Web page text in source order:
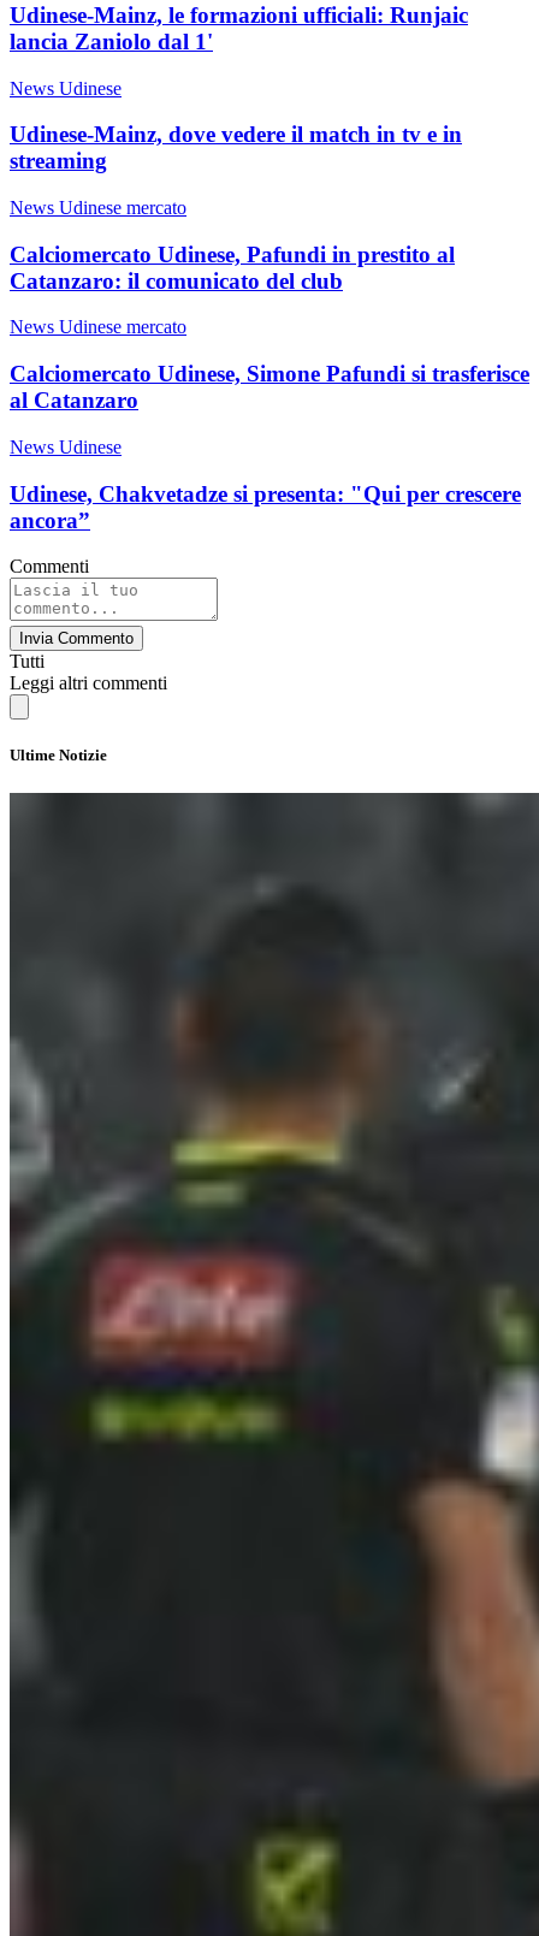
Udinese-Mainz, le formazioni ufficiali: Runjaic
lancia Zaniolo dal 1'
News Udinese
Udinese-Mainz, dove vedere il match in tv e in
streaming
News Udinese mercato
Calciomercato Udinese, Pafundi in prestito al
Catanzaro: il comunicato del club
News Udinese mercato
Calciomercato Udinese, Simone Pafundi si trasferisce
al Catanzaro
News Udinese
Udinese, Chakvetadze si presenta: "Qui per crescere
ancora”
Commenti
Invia Commento
Tutti
Leggi altri commenti
Ultime Notizie